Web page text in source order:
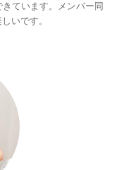
ています。メンバー同
いです。